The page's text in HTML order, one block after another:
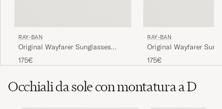
RAY-BAN
Original Wayfarer Sunglasses
Tortoise/Crystal Green
175€
RAY-BAN
Original Wayfarer
Black/Crystal Green
175€
Occhiali da sole con montatura a D